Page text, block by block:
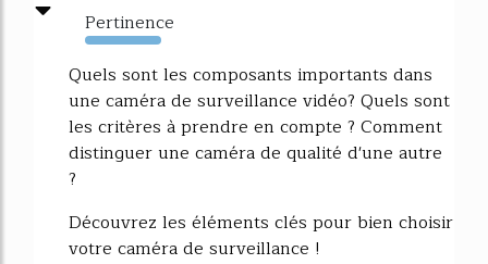
Pertinence
382%
Quels sont les composants importants dans
une caméra de surveillance vidéo? Quels sont
les critères à prendre en compte ? Comment
distinguer une caméra de qualité d'une autre
?
Découvrez les éléments clés pour bien choisir
votre caméra de surveillance !